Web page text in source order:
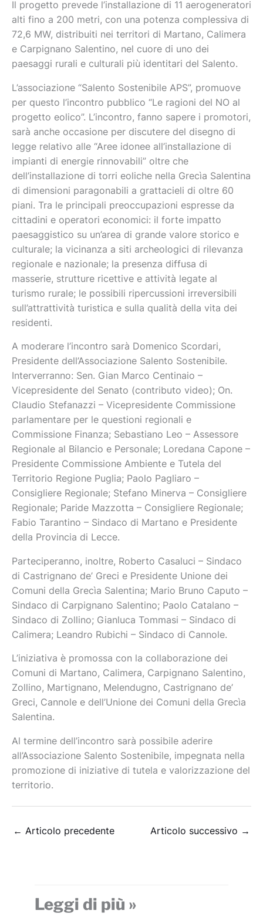
Il progetto prevede l’installazione di 11 aerogeneratori
alti fino a 200 metri, con una potenza complessiva di
72,6 MW, distribuiti nei territori di Martano, Calimera
e Carpignano Salentino, nel cuore di uno dei
paesaggi rurali e culturali più identitari del Salento.
L’associazione “Salento Sostenibile APS”, promuove
per questo l’incontro pubblico “Le ragioni del NO al
progetto eolico”. L’incontro, fanno sapere i promotori,
sarà anche occasione per discutere del disegno di
legge relativo alle “Aree idonee all’installazione di
impianti di energie rinnovabili” oltre che
dell’installazione di torri eoliche nella Grecìa Salentina
di dimensioni paragonabili a grattacieli di oltre 60
piani. Tra le principali preoccupazioni espresse da
cittadini e operatori economici: il forte impatto
paesaggistico su un’area di grande valore storico e
culturale; la vicinanza a siti archeologici di rilevanza
regionale e nazionale; la presenza diffusa di
masserie, strutture ricettive e attività legate al
turismo rurale; le possibili ripercussioni irreversibili
sull’attrattività turistica e sulla qualità della vita dei
residenti.
A moderare l’incontro sarà Domenico Scordari,
Presidente dell’Associazione Salento Sostenibile.
Interverranno: Sen. Gian Marco Centinaio –
Vicepresidente del Senato (contributo video); On.
Claudio Stefanazzi – Vicepresidente Commissione
parlamentare per le questioni regionali e
Commissione Finanza; Sebastiano Leo – Assessore
Regionale al Bilancio e Personale; Loredana Capone –
Presidente Commissione Ambiente e Tutela del
Territorio Regione Puglia; Paolo Pagliaro –
Consigliere Regionale; Stefano Minerva – Consigliere
Regionale; Paride Mazzotta – Consigliere Regionale;
Fabio Tarantino – Sindaco di Martano e Presidente
della Provincia di Lecce.
Parteciperanno, inoltre, Roberto Casaluci – Sindaco
di Castrignano de’ Greci e Presidente Unione dei
Comuni della Grecìa Salentina; Mario Bruno Caputo –
Sindaco di Carpignano Salentino; Paolo Catalano –
Sindaco di Zollino; Gianluca Tommasi – Sindaco di
Calimera; Leandro Rubichi – Sindaco di Cannole.
L’iniziativa è promossa con la collaborazione dei
Comuni di Martano, Calimera, Carpignano Salentino,
Zollino, Martignano, Melendugno, Castrignano de’
Greci, Cannole e dell’Unione dei Comuni della Grecìa
Salentina.
Al termine dell’incontro sarà possibile aderire
all’Associazione Salento Sostenibile, impegnata nella
promozione di iniziative di tutela e valorizzazione del
territorio.
← Articolo precedente Articolo successivo →
Leggi di più »